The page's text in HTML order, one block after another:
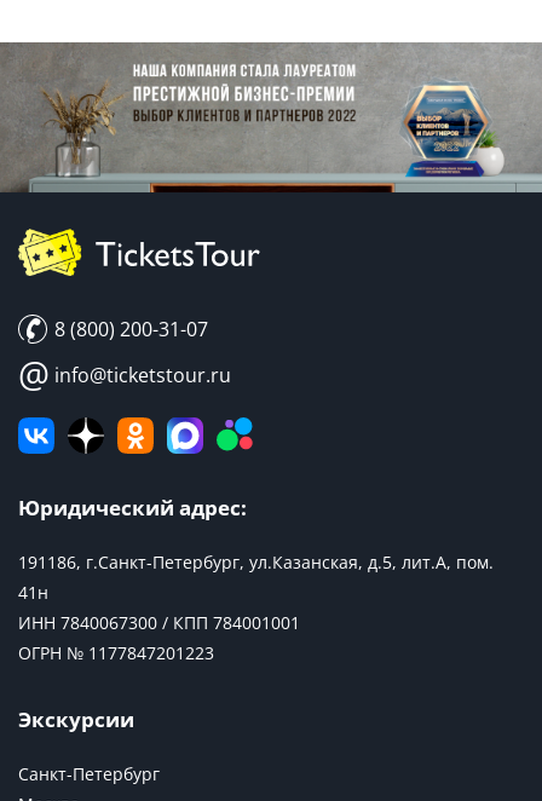
8 (800) 200-31-07
@ info@ticketstour.ru
Юридический адрес:
191186, г.Санкт-Петербург, ул.Казанская, д.5, лит.А, пом.
41н
ИНН 7840067300 / КПП 784001001
ОГРН № 1177847201223
Экскурсии
Санкт-Петербург